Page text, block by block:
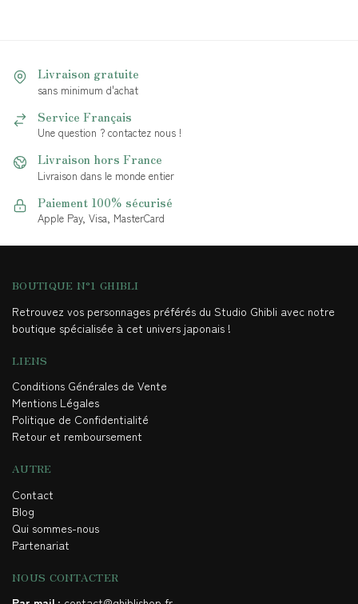
Livraison gratuite
sans minimum d'achat
Service Français
Une question ? contactez nous !
Livraison hors France
Livraison dans le monde entier
Paiement 100% sécurisé
Apple Pay, Visa, MasterCard
BOUTIQUE N°1 GHIBLI
Retrouvez vos personnages préférés du Studio Ghibli avec notre
boutique spécialisée à cet univers japonais !
LIENS
Conditions Générales de Vente
Mentions Légales
Politique de Confidentialité
Retour et remboursement
AUTRE
Contact
Blog
Qui sommes-nous
Partenariat
NOUS CONTACTER